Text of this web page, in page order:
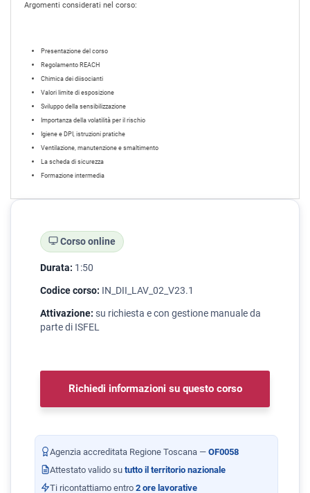
Argomenti considerati nel corso:
Presentazione del corso
Regolamento REACH
Chimica dei diisocianti
Valori limite di esposizione
Sviluppo della sensibilizzazione
Importanza della volatilità per il rischio
Igiene e DPI, istruzioni pratiche
Ventilazione, manutenzione e smaltimento
La scheda di sicurezza
Formazione intermedia
Corso online
Durata: 1:50
Codice corso: IN_DII_LAV_02_V23.1
Attivazione: su richiesta e con gestione manuale da
parte di ISFEL
Richiedi informazioni su questo corso
Agenzia accreditata Regione Toscana — OF0058
Attestato valido su tutto il territorio nazionale
Ti ricontattiamo entro 2 ore lavorative